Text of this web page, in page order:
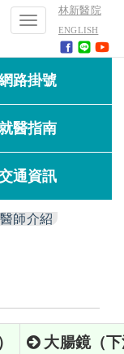
林新醫院
ENGLISH
Toggle
navigation
路掛號
醫指南
通資訊
醫師介紹
大腸鏡（下